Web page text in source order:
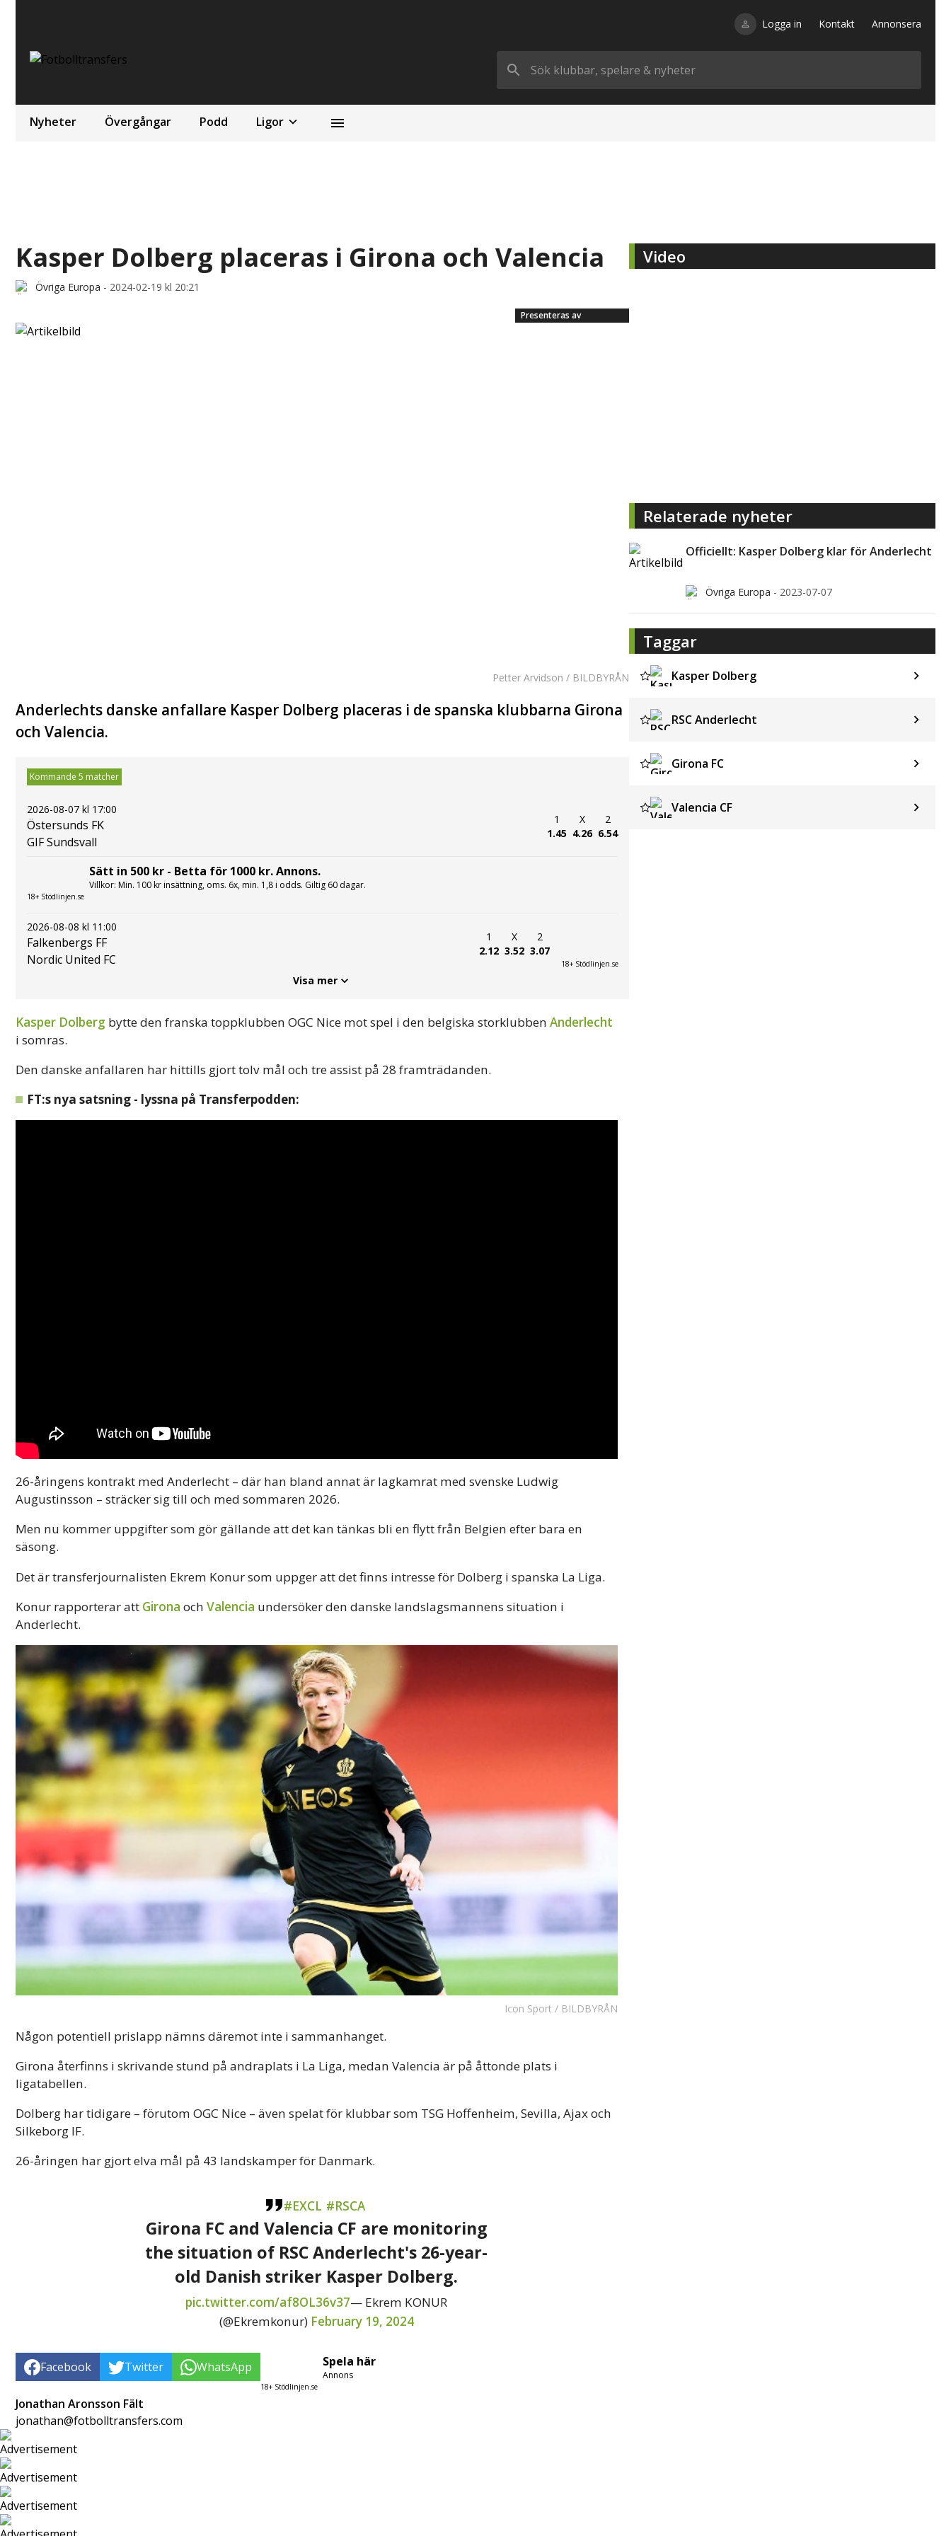
Logga in Kontakt Annonsera
Nyheter Övergångar Podd Ligor
Kasper Dolberg placeras i Girona och Valencia
Övriga Europa - 2024-02-19 kl 20:21
Presenteras av
Petter Arvidson / BILDBYRÅN
Anderlechts danske anfallare Kasper Dolberg placeras i de spanska klubbarna Girona
och Valencia.
Kommande 5 matcher
2026-08-07 kl 17:00
Östersunds FK
GIF Sundsvall
1
1.45
X
4.26
2
6.54
18+ Stödlinjen.se
Sätt in 500 kr - Betta för 1000 kr. Annons.
Villkor: Min. 100 kr insättning, oms. 6x, min. 1,8 i odds. Giltig 60 dagar.
2026-08-08 kl 11:00
Falkenbergs FF
Nordic United FC
1
2.12
X
3.52
2
3.07
18+ Stödlinjen.se
Visa mer
Kasper Dolberg bytte den franska toppklubben OGC Nice mot spel i den belgiska storklubben Anderlecht
i somras.
Den danske anfallaren har hittills gjort tolv mål och tre assist på 28 framträdanden.
FT:s nya satsning - lyssna på Transferpodden:
26-åringens kontrakt med Anderlecht – där han bland annat är lagkamrat med svenske Ludwig
Augustinsson – sträcker sig till och med sommaren 2026.
Men nu kommer uppgifter som gör gällande att det kan tänkas bli en flytt från Belgien efter bara en
säsong.
Det är transferjournalisten Ekrem Konur som uppger att det finns intresse för Dolberg i spanska La Liga.
Konur rapporterar att Girona och Valencia undersöker den danske landslagsmannens situation i
Anderlecht.
Icon Sport / BILDBYRÅN
Någon potentiell prislapp nämns däremot inte i sammanhanget.
Girona återfinns i skrivande stund på andraplats i La Liga, medan Valencia är på åttonde plats i
ligatabellen.
Dolberg har tidigare – förutom OGC Nice – även spelat för klubbar som TSG Hoffenheim, Sevilla, Ajax och
Silkeborg IF.
26-åringen har gjort elva mål på 43 landskamper för Danmark.
#EXCL #RSCA
Girona FC and Valencia CF are monitoring
the situation of RSC Anderlecht's 26-year-
old Danish striker Kasper Dolberg.
pic.twitter.com/af8OL36v37— Ekrem KONUR
(@Ekremkonur) February 19, 2024
Facebook Twitter WhatsApp
18+ Stödlinjen.se
Spela här
Annons
Jonathan Aronsson Fält
jonathan@fotbolltransfers.com
Video
Relaterade nyheter
Officiellt: Kasper Dolberg klar för Anderlecht
Övriga Europa - 2023-07-07
Taggar
Kasper Dolberg
RSC Anderlecht
Girona FC
Valencia CF